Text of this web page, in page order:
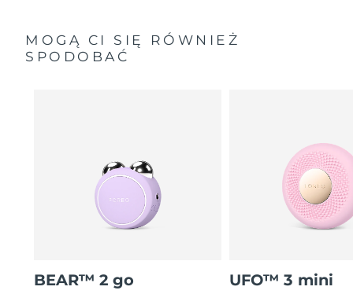
MOGĄ CI SIĘ RÓWNIEŻ
SPODOBAĆ
BEAR™ 2 go UFO™ 3 mini